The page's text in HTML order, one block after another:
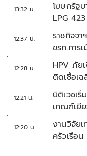
13:32 น.
โฆษกรัฐ
LPG
แสนล้าน
12:37 น.
ราชกิจจ
ขรก.การ
12:28 น.
HPV ภัย
ติดเชื้อเ
12:21 น.
นิติเวชเ
เกณฑ์เยี
12:20 น.
งานวิจัย
ครัวเรือน